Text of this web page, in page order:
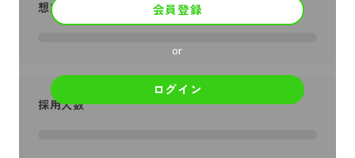
会員登録
or
ログイン
想定年収
採用人数